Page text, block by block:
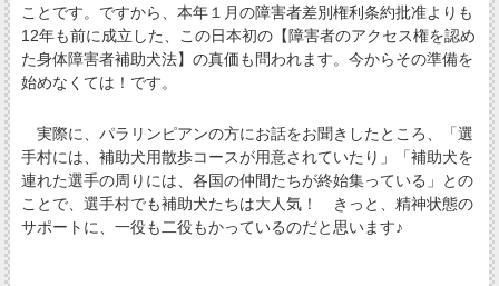
ことです。ですから、本年１月の障害者差別権利条約批准よりも
12年も前に成立した、この日本初の【障害者のアクセス権を認め
た身体障害者補助犬法】の真価も問われます。今からその準備を
始めなくては！です。
実際に、パラリンピアンの方にお話をお聞きしたところ、「選
手村には、補助犬用散歩コースが用意されていたり」「補助犬を
連れた選手の周りには、各国の仲間たちが終始集っている」との
ことで、選手村でも補助犬たちは大人気！ きっと、精神状態の
サポートに、一役も二役もかっているのだと思います♪